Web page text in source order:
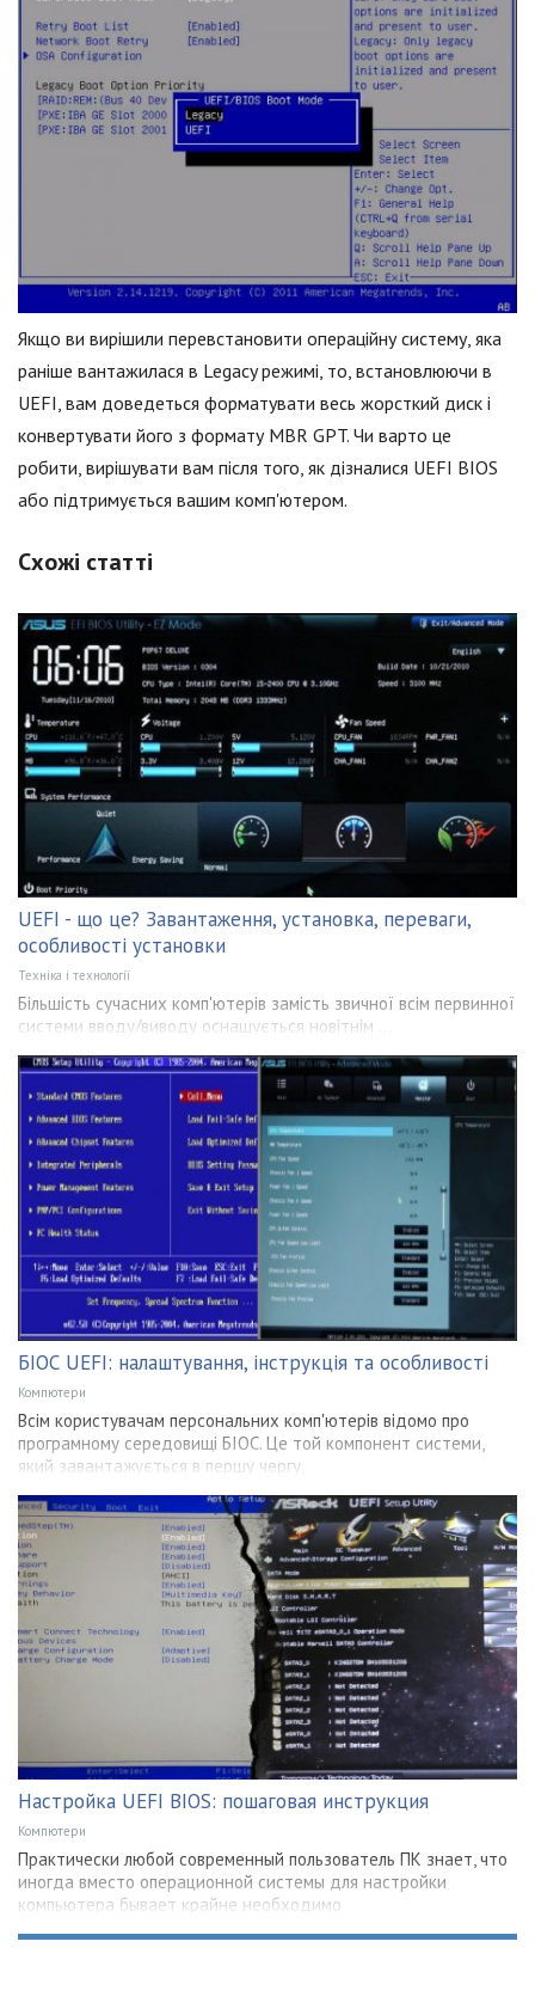
Якщо ви вирішили перевстановити операційну систему, яка
раніше вантажилася в Legacy режимі, то, встановлюючи в
UEFI, вам доведеться форматувати весь жорсткий диск і
конвертувати його з формату MBR GPT. Чи варто це
робити, вирішувати вам після того, як дізналися UEFI BIOS
або підтримується вашим комп'ютером.
Схожі статті
UEFI - що це? Завантаження, установка, переваги,
особливості установки
Техніка і технології
Більшість сучасних комп'ютерів замість звичної всім первинної
системи вводу/виводу оснащується новітнім ...
БІОС UEFI: налаштування, інструкція та особливості
Компютери
Всім користувачам персональних комп'ютерів відомо про
програмному середовищі БІОС. Це той компонент системи,
який завантажується в першу чергу,
Настройка UEFI BIOS: пошаговая инструкция
Компютери
Практически любой современный пользователь ПК знает, что
иногда вместо операционной системы для настройки
компьютера бывает крайне необходимо